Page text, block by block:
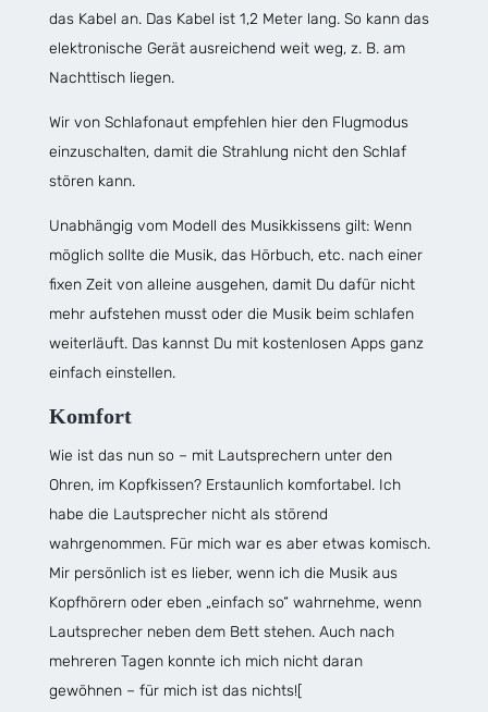
das Kabel an. Das Kabel ist 1,2 Meter lang. So kann das
elektronische Gerät ausreichend weit weg, z. B. am
Nachttisch liegen.
Wir von Schlafonaut empfehlen hier den Flugmodus
einzuschalten, damit die Strahlung nicht den Schlaf
stören kann.
Unabhängig vom Modell des Musikkissens gilt: Wenn
möglich sollte die Musik, das Hörbuch, etc. nach einer
fixen Zeit von alleine ausgehen, damit Du dafür nicht
mehr aufstehen musst oder die Musik beim schlafen
weiterläuft. Das kannst Du mit kostenlosen Apps ganz
einfach einstellen.
Komfort
Wie ist das nun so – mit Lautsprechern unter den
Ohren, im Kopfkissen? Erstaunlich komfortabel. Ich
habe die Lautsprecher nicht als störend
wahrgenommen. Für mich war es aber etwas komisch.
Mir persönlich ist es lieber, wenn ich die Musik aus
Kopfhörern oder eben „einfach so“ wahrnehme, wenn
Lautsprecher neben dem Bett stehen. Auch nach
mehreren Tagen konnte ich mich nicht daran
gewöhnen – für mich ist das nichts![